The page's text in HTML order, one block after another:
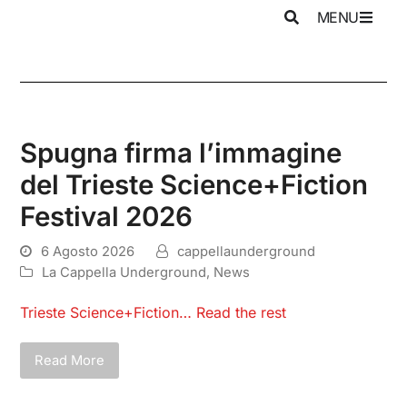
MENU
Spugna firma l’immagine
del Trieste Science+Fiction
Festival 2026
6 Agosto 2026
cappellaunderground
La Cappella Underground, News
Trieste Science+Fiction… Read the rest
Read More